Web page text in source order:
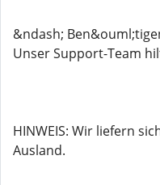
&ndash;
Unser Support-Team
HINWEIS: Wir liefern
Ausland.